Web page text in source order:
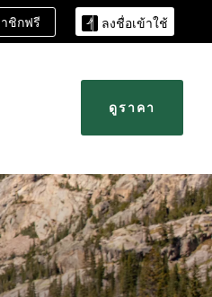
ชิกฟรี ลงชื่อเข้าใช้
ดูราคา